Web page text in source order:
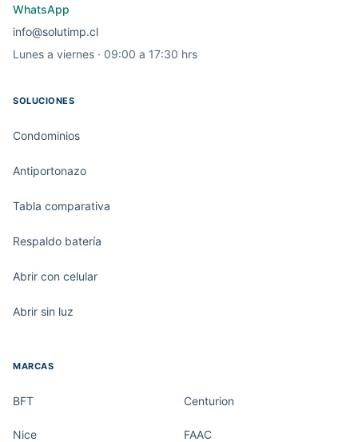
WhatsApp
info@solutimp.cl
Lunes a viernes · 09:00 a 17:30 hrs
SOLUCIONES
Condominios
Antiportonazo
Tabla comparativa
Respaldo batería
Abrir con celular
Abrir sin luz
MARCAS
BFT Centurion
Nice FAAC